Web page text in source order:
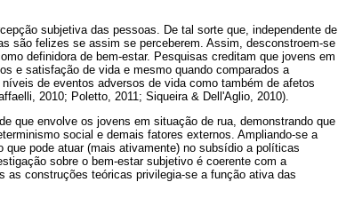
subjetiva das pessoas. De tal sorte que, independente de
são felizes se assim se perceberem. Assim, desconstroem-se
definidora de bem-estar. Pesquisas creditam que jovens em
e satisfação de vida e mesmo quando comparados a
de eventos adversos de vida como também de afetos
2010; Poletto, 2011; Siqueira & Dell'Aglio, 2010).
que envolve os jovens em situação de rua, demonstrando que
social e demais fatores externos. Ampliando-se a
pode atuar (mais ativamente) no subsídio a políticas
sobre o bem-estar subjetivo é coerente com a
construções teóricas privilegia-se a função ativa das